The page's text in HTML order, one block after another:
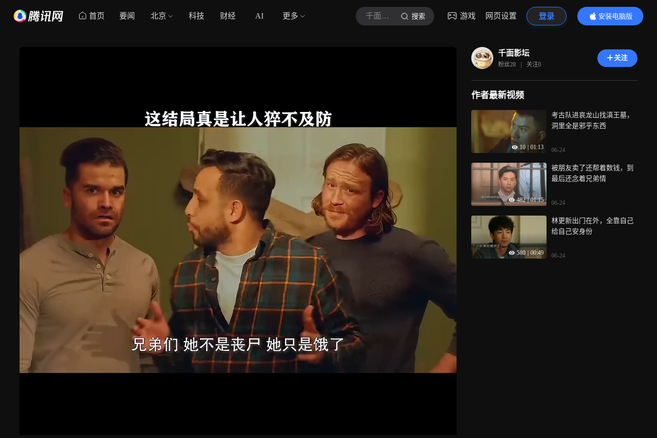
首页 要闻 北京 科技 财经 AI 更多 千面影坛 搜索 游戏 网页设置 登录
安装电脑版
内容更精彩
千面影坛
粉丝28 | 关注0
关注
作者最新视频
10 01:13
考古队进哀龙山找滇王墓，
洞里全是邪乎东西
06-24
482 | 01:15
被朋友卖了还帮着数钱，到
最后还念着兄弟情
06-24
580 00:49
林更新出门在外，全靠自己
给自己安身份
06-24